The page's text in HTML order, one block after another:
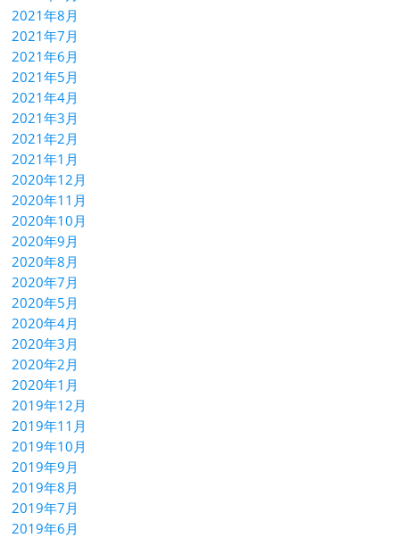
2021年8月
2021年7月
2021年6月
2021年5月
2021年4月
2021年3月
2021年2月
2021年1月
2020年12月
2020年11月
2020年10月
2020年9月
2020年8月
2020年7月
2020年5月
2020年4月
2020年3月
2020年2月
2020年1月
2019年12月
2019年11月
2019年10月
2019年9月
2019年8月
2019年7月
2019年6月